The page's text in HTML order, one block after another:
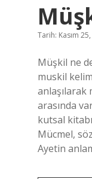
Tarih: Kasım
Müşkil ne
muskil
anlaşılarak
arasında
kutsal
Mücmel,
Ayetin